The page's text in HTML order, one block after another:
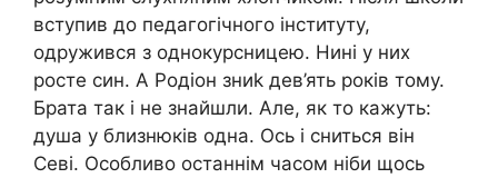
вступив до педагогічного інституту,
одружився з однокурсницею. Нині у них
росте син. А Родіон зниk дев’ять років тому.
Брата так і не знайшли. Але, як то кажуть:
душа у близнюків одна. Ось і сниться він
Севі. Особливо останнім часом ніби щось